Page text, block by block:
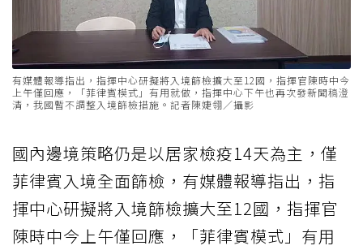
有媒體報導指出，指揮中心研擬將入境篩檢擴大至12國，指揮官陳時中今
上午僅回應，「菲律賓模式」有用就做，指揮中心下午也再次發新聞稿澄
清，我國暫不調整入境篩檢措施。記者陳婕翎／攝影
國內邊境策略仍是以居家檢疫14天為主，僅
菲律賓入境全面篩檢，有媒體報導指出，指
揮中心研擬將入境篩檢擴大至12國，指揮官
陳時中今上午僅回應，「菲律賓模式」有用